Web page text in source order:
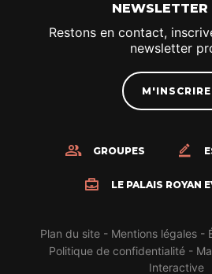
NEWSLETTER
Restons en contact,
newsletter
M'INSCRIRE
GROUPES
LE PALAIS ROYAN
Plan du site - Mentions légales -
Politique de confidentialité -
Interactive